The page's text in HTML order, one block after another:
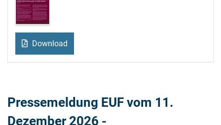
Download
Pressemeldung EUF vom 11.
Dezember 2026 -